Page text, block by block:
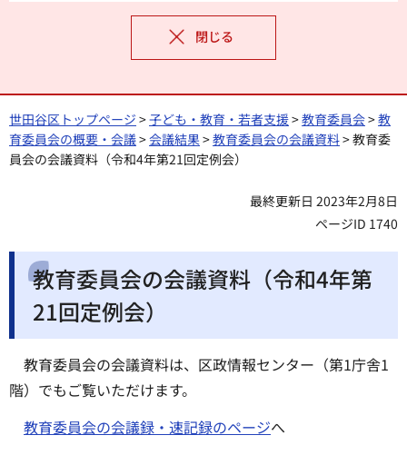
閉じる
世田谷区トップページ >子ども・教育・若者支援>教育委員会>教
育委員会の概要・会議>会議結果>教育委員会の会議資料> 教育委
員会の会議資料（令和4年第21回定例会）
最終更新日 2023年2月8日
ページID 1740
教育委員会の会議資料（令和4年第
21回定例会）
教育委員会の会議資料は、区政情報センター（第1庁舎1
階）でもご覧いただけます。
教育委員会の会議録・速記録のページへ